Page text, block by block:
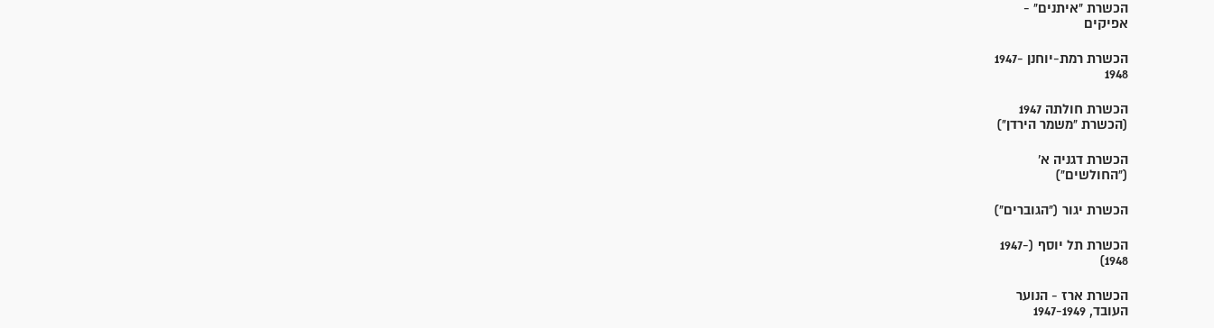
הכשרת "איתנים" -
אפיקים
הכשרת רמת-יוחנן 1947-
1948
הכשרת חולתה 1947
(הכשרת "משמר הירדן")
הכשרת דגניה א'
("החולשים")
הכשרת יגור ("הגוברים")
הכשרת תל יוסף (1947-
1948)
הכשרת ארז - הנוער
העובד, 1947-1949